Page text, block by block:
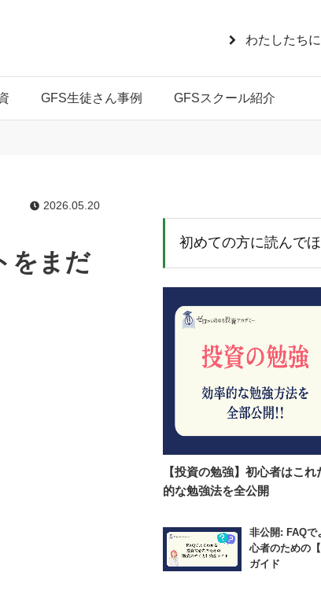
わたしたち
GFS生徒さん事例 GFSスクール紹介
2026.05.20
をまだ
初めての方に読んで
【投資の勉強】初心者はこ
的な勉強法を全公開
非公開: FAQで
心者のための
ガイド